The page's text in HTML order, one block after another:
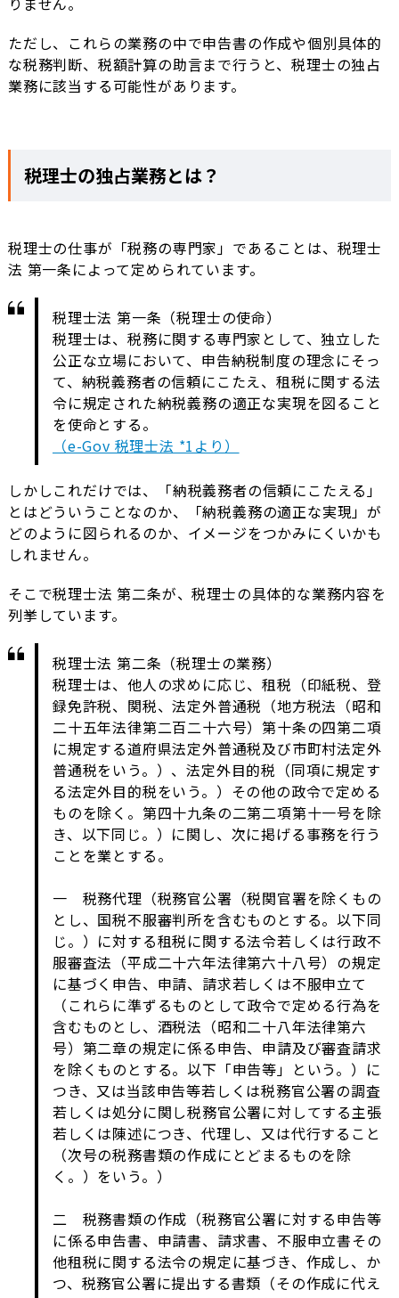
ただし、これらの業務の中で申告書の作成や個別具体的
な税務判断、税額計算の助言まで行うと、税理士の独占
業務に該当する可能性があります。
税理士の独占業務とは？
税理士の仕事が「税務の専門家」であることは、税理士
法 第一条によって定められています。
税理士法 第一条（税理士の使命）
税理士は、税務に関する専門家として、独立した
公正な立場において、申告納税制度の理念にそっ
て、納税義務者の信頼にこたえ、租税に関する法
令に規定された納税義務の適正な実現を図ること
を使命とする。
（e-Gov 税理士法 *1より）
しかしこれだけでは、「納税義務者の信頼にこたえる」
とはどういうことなのか、「納税義務の適正な実現」が
どのように図られるのか、イメージをつかみにくいかも
しれません。
そこで税理士法 第二条が、税理士の具体的な業務内容を
列挙しています。
税理士法 第二条（税理士の業務）
税理士は、他人の求めに応じ、租税（印紙税、登
録免許税、関税、法定外普通税（地方税法（昭和
二十五年法律第二百二十六号）第十条の四第二項
に規定する道府県法定外普通税及び市町村法定外
普通税をいう。）、法定外目的税（同項に規定す
る法定外目的税をいう。）その他の政令で定める
ものを除く。第四十九条の二第二項第十一号を除
き、以下同じ。）に関し、次に掲げる事務を行う
ことを業とする。
一 税務代理（税務官公署（税関官署を除くもの
とし、国税不服審判所を含むものとする。以下同
じ。）に対する租税に関する法令若しくは行政不
服審査法（平成二十六年法律第六十八号）の規定
に基づく申告、申請、請求若しくは不服申立て
（これらに準ずるものとして政令で定める行為を
含むものとし、酒税法（昭和二十八年法律第六
号）第二章の規定に係る申告、申請及び審査請求
を除くものとする。以下「申告等」という。）に
つき、又は当該申告等若しくは税務官公署の調査
若しくは処分に関し税務官公署に対してする主張
若しくは陳述につき、代理し、又は代行すること
（次号の税務書類の作成にとどまるものを除
く。）をいう。）
二 税務書類の作成（税務官公署に対する申告等
に係る申告書、申請書、請求書、不服申立書その
他租税に関する法令の規定に基づき、作成し、か
つ、税務官公署に提出する書類（その作成に代え